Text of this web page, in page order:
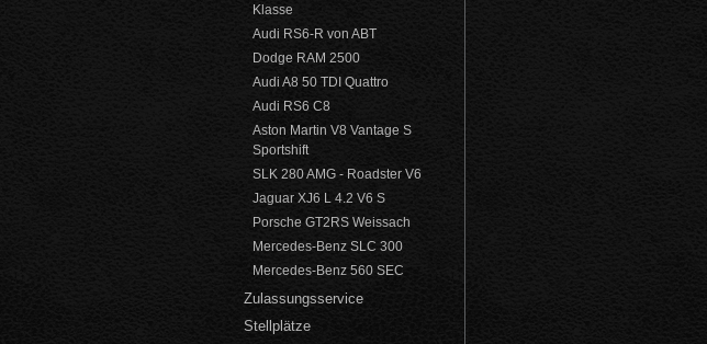
Klasse
Audi RS6-R von ABT
Dodge RAM 2500
Audi A8 50 TDI Quattro
Audi RS6 C8
Aston Martin V8 Vantage S
Sportshift
SLK 280 AMG - Roadster V6
Jaguar XJ6 L 4.2 V6 S
Porsche GT2RS Weissach
Mercedes-Benz SLC 300
Mercedes-Benz 560 SEC
Zulassungsservice
Stellplätze